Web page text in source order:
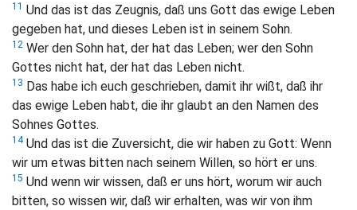
11 Und das ist das Zeugnis, daß uns Gott das ewige Leben
gegeben hat, und dieses Leben ist in seinem Sohn.
12 Wer den Sohn hat, der hat das Leben; wer den Sohn
Gottes nicht hat, der hat das Leben nicht.
13 Das habe ich euch geschrieben, damit ihr wißt, daß ihr
das ewige Leben habt, die ihr glaubt an den Namen des
Sohnes Gottes.
14Und das ist die Zuversicht, die wir haben zu Gott: Wenn
wir um etwas bitten nach seinem Willen, so hört er uns.
15 Und wenn wir wissen, daß er uns hört, worum wir auch
bitten, so wissen wir, daß wir erhalten, was wir von ihm